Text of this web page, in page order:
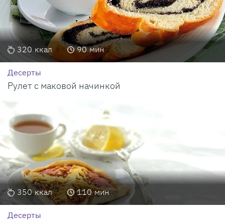
320 ккал 90 мин
Десерты
Рулет с маковой начинкой
350 ккал 110 мин
Десерты